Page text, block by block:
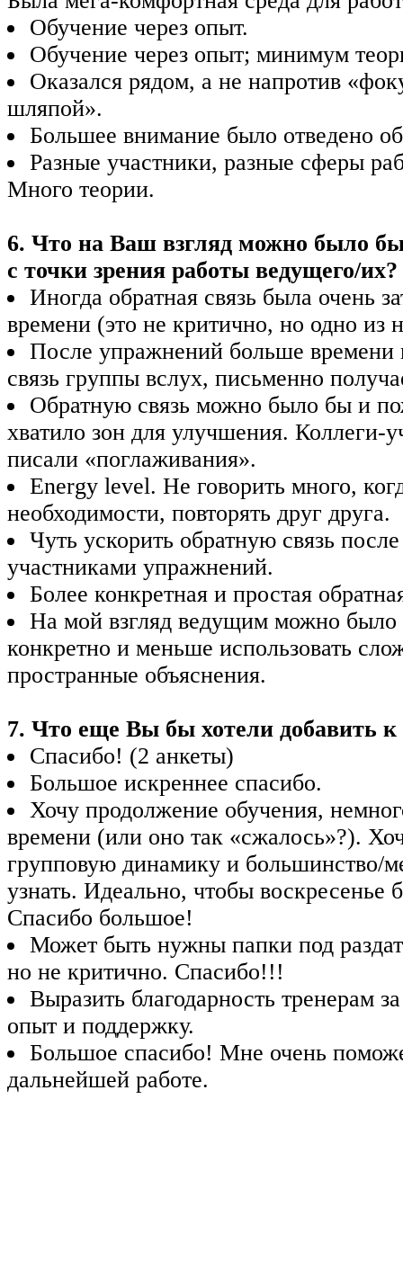
Обучение через опыт.
Обучение через опыт; минимум
Оказался рядом, а не напротив
шляпой».
Большее внимание было отведено
Разные участники, разные сферы
Много теории.
6. Что на Ваш взгляд можно было
с точки зрения работы ведущего/их?
Иногда обратная связь была очень
времени (это не критично, но одно из
После упражнений больше времени
связь группы вслух, письменно
Обратную связь можно было бы и
хватило зон для улучшения. Коллеги-
писали «поглаживания».
Energy level. Не говорить много,
необходимости, повторять друг друга.
Чуть ускорить обратную связь
участниками упражнений.
Более конкретная и простая
На мой взгляд ведущим можно было
конкретно и меньше использовать
пространные объяснения.
7. Что еще Вы бы хотели добавить к
Спасибо! (2 анкеты)
Большое искреннее спасибо.
Хочу продолжение обучения,
времени (или оно так «сжалось»?).
групповую динамику и большинство/
узнать. Идеально, чтобы воскресенье
Спасибо большое!
Может быть нужны папки под
но не критично. Спасибо!!!
Выразить благодарность тренерам
опыт и поддержку.
Большое спасибо! Мне очень
дальнейшей работе.